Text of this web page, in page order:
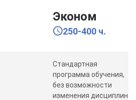
Эконом
250-400 ч.
Стандартная
программа обучения,
без возможности
изменения дисциплин